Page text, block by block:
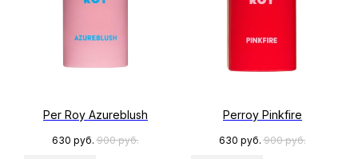
Per Roy Azureblush
630 руб. 900 руб.
Perroy Pinkfire
630 руб. 900 руб.